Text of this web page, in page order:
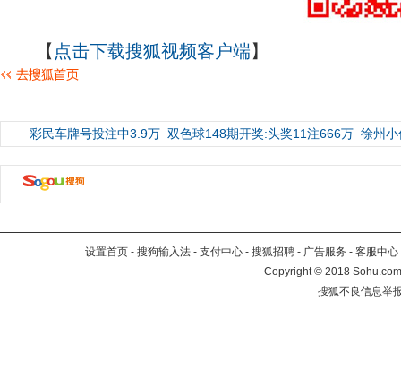
【 点击下载搜狐视频客户端】
彩民车牌号投注中3.9万 双色球148期开奖:头奖11注666万 徐州
设置首页 - 搜狗输入法 - 支付中心 - 搜狐招聘 - 广告服务 - 客服中心
Copyright©2018
搜狐不良信息举